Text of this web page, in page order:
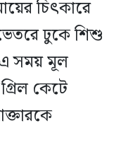
চিৎকারে
ঢুকে শিশু
এ সময় মূল
কেটে